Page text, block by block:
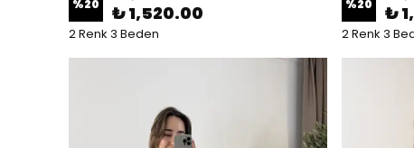
%20 ₺ 1,520.00
2 Renk 3 Beden
%20 ₺
2 Renk 3